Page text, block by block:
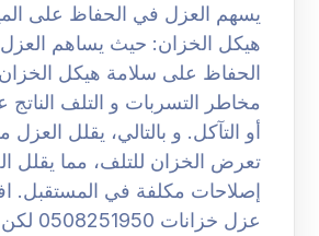
هيكل الخزان: حيث يساهم
الحفاظ على سلامة هيكل
مخاطر التسربات و التلف
أو التآكل. و بالتالي، يقلل العزل
تعرض الخزان للتلف، مما يقلل
إصلاحات مكلفة في المستقبل.
عزل